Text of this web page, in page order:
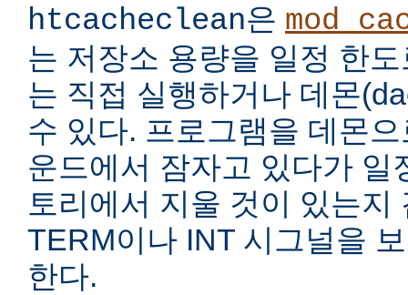
htcacheclean은
는 저장소 용량을 일정 한
는 직접 실행하거나 데몬
수 있다. 프로그램을 데몬
운드에서 잠자고 있다가 일
토리에서 지울 것이 있는지
TERM이나 INT 시그널을
한다.